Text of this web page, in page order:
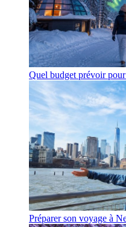
Quel budget prévoir
Préparer son voyage à